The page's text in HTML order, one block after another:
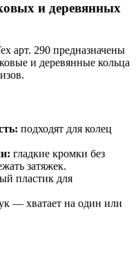
и деревянных
арт. 290 предназначены
и деревянные кольца
подходят для колец
гладкие кромки без
затяжек.
пластик для
— хватает на один или